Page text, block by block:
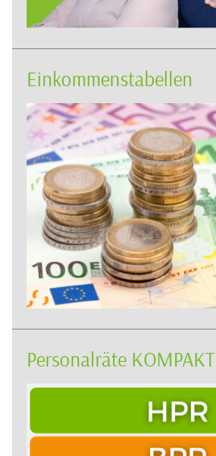
Einkommenstabellen
Personalräte KOMPAKT